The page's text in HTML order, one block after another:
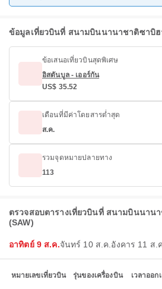
ข้อมูลเที่ยวบินที่ สนามบินนานาชาติซาบิฮ
ข้อเสนอเที่ยวบินสุดพิเศษ
อิสตันบูล - เออร์กัน
US$ 35.52
เดือนที่มีค่าโดยสารต่ำสุด
ส.ค.
รวมจุดหมายปลายทาง
113
ตรวจสอบตารางเที่ยวบินที่ สนามบินนาน
(SAW)
อาทิตย์ 9 ส.ค.จันทร์ 10 ส.ค. อังคาร 11 ส.
หมายเลขเที่ยวบิน รุ่นของเครื่องบิน เวลาออก